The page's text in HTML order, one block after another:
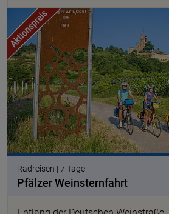
Radreisen | 7 Tage
Pfälzer Weinsternfahrt